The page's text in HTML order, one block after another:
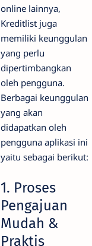
online lainnya,
Kreditlist juga
memiliki keunggulan
yang perlu
dipertimbangkan
oleh pengguna.
Berbagai keunggulan
yang akan
didapatkan oleh
pengguna aplikasi ini
yaitu sebagai berikut:
1. Proses
Pengajuan
Mudah &
Praktis